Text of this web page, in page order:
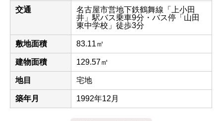
交通
名古屋市営地下鉄鶴舞線「上小田
井」駅バス乗車9分・バス停「山田
東中学校」徒歩3分
敷地面積 83.11㎡
建物面積 129.57㎡
地目 宅地
築年月 1992年12月